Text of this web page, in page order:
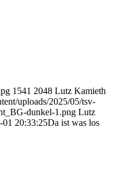
1541 2048 Lutz Kamieth
uploads/2025/05/tsv-
dunkel-1.png Lutz
01 20:33:25Da ist was los